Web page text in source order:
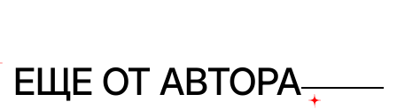
ЕЩЕ ОТ АВТОРА